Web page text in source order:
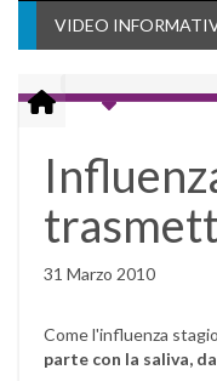
VIDEO
31 Marzo 2010
Come l'influenza
parte con la saliva,